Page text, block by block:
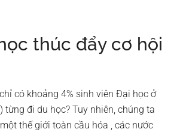
thúc đẩy cơ hội
có khoảng 4% sinh viên Đại học ở
từng đi du học? Tuy nhiên, chúng ta
thế giới toàn cầu hóa , các nước